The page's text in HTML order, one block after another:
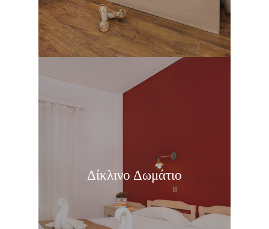
Δίκλινο Δωμάτιο